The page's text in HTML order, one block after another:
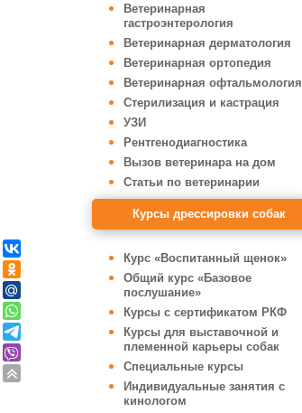
Ветеринарная
гастроэнтерология
Ветеринарная дерматология
Ветеринарная ортопедия
Ветеринарная офтальмология
Стерилизация и кастрация
УЗИ
Рентгенодиагностика
Вызов ветеринара на дом
Статьи по ветеринарии
Курсы дрессировки собак
Курс «Воспитанный щенок»
Общий курс «Базовое
послушание»
Курсы с сертификатом РКФ
Курсы для выставочной и
племенной карьеры собак
Специальные курсы
Индивидуальные занятия с
кинологом